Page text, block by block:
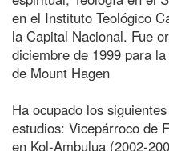
en el Instituto Teológico
la Capital Nacional. Fue
diciembre de 1999 para
de Mount Hagen
Ha ocupado los
estudios: Vicepárroco de
en Kol-Ambulua (2002-